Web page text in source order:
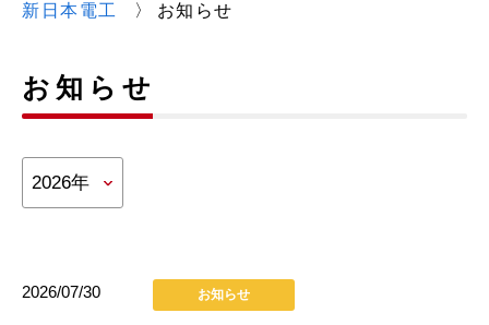
新日本電工 お知らせ
お知らせ
2026/07/30 お知らせ